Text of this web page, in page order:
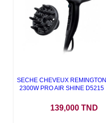
SECHE CHEVEUX REMINGTON
2300W PRO AIR SHINE D5215
139,000 TND